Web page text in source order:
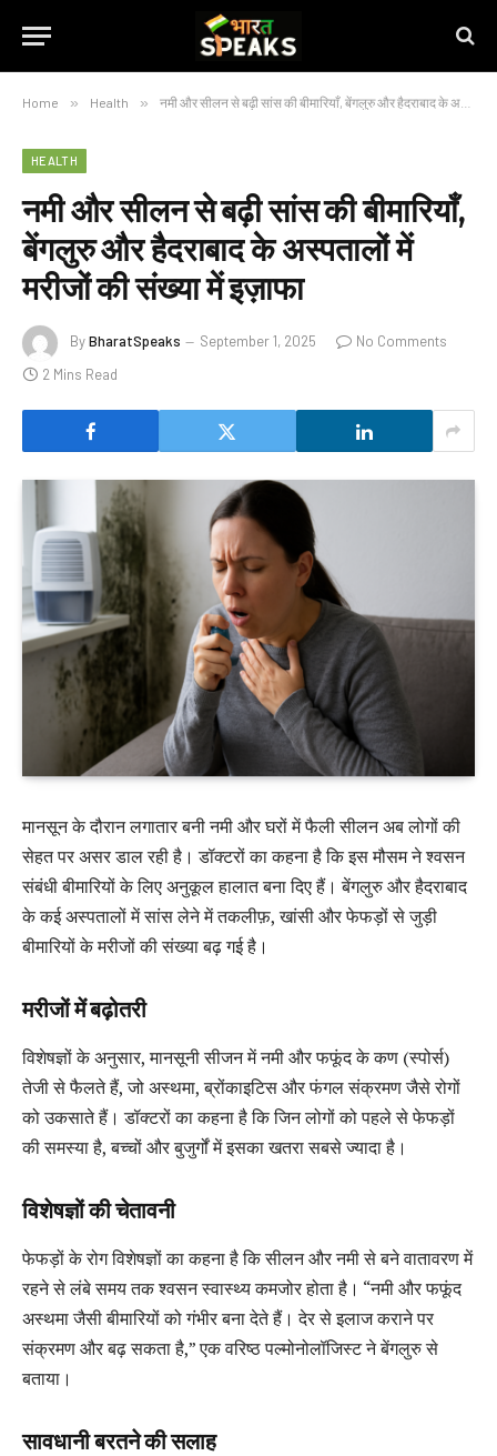
Home » Health » नमी और सीलन से बढ़ी सांस की बीमारियाँ, बेंगलुरु और हैदराबाद के अस्पतालों में मरीजों की संख्या में इज़ाफा
HEALTH
नमी और सीलन से बढ़ी सांस की बीमारियाँ,
बेंगलुरु और हैदराबाद के अस्पतालों में
मरीजों की संख्या में इज़ाफा
ByBharatSpeaks September 1, 2025
No Comments
2 Mins Read
मानसून के दौरान लगातार बनी नमी और घरों में फैली सीलन अब लोगों की
सेहत पर असर डाल रही है। डॉक्टरों का कहना है कि इस मौसम ने श्वसन
संबंधी बीमारियों के लिए अनुकूल हालात बना दिए हैं। बेंगलुरु और हैदराबाद
के कई अस्पतालों में सांस लेने में तकलीफ़, खांसी और फेफड़ों से जुड़ी
बीमारियों के मरीजों की संख्या बढ़ गई है।
मरीजों में बढ़ोतरी
विशेषज्ञों के अनुसार, मानसूनी सीजन में नमी और फफूंद के कण (स्पोर्स)
तेजी से फैलते हैं, जो अस्थमा, ब्रोंकाइटिस और फंगल संक्रमण जैसे रोगों
को उकसाते हैं। डॉक्टरों का कहना है कि जिन लोगों को पहले से फेफड़ों
की समस्या है, बच्चों और बुजुर्गों में इसका खतरा सबसे ज्यादा है।
विशेषज्ञों की चेतावनी
फेफड़ों के रोग विशेषज्ञों का कहना है कि सीलन और नमी से बने वातावरण में
रहने से लंबे समय तक श्वसन स्वास्थ्य कमजोर होता है। “नमी और फफूंद
अस्थमा जैसी बीमारियों को गंभीर बना देते हैं। देर से इलाज कराने पर
संक्रमण और बढ़ सकता है,” एक वरिष्ठ पल्मोनोलॉजिस्ट ने बेंगलुरु से
बताया।
सावधानी बरतने की सलाह